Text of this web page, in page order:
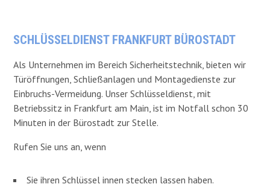
SCHLÜSSELDIENST FRANKFURT BÜROSTADT
Als Unternehmen im Bereich Sicherheitstechnik, bieten wir
Türöffnungen, Schließanlagen und Montagedienste zur
Einbruchs-Vermeidung. Unser Schlüsseldienst, mit
Betriebssitz in Frankfurt am Main, ist im Notfall schon 30
Minuten in der Bürostadt zur Stelle.
Rufen Sie uns an, wenn
Sie ihren Schlüssel innen stecken lassen haben.